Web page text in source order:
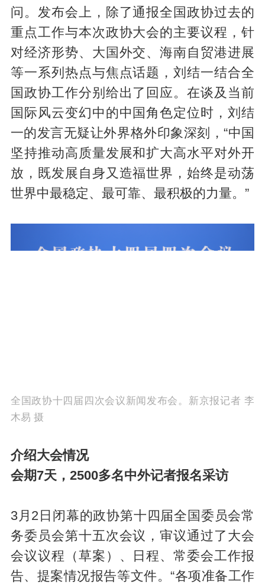
问。发布会上，除了通报全国政协过去的
重点工作与本次政协大会的主要议程，针
对经济形势、大国外交、海南自贸港进展
等一系列热点与焦点话题，刘结一结合全
国政协工作分别给出了回应。在谈及当前
国际风云变幻中的中国角色定位时，刘结
一的发言无疑让外界格外印象深刻，“中国
坚持推动高质量发展和扩大高水平对外开
放，既发展自身又造福世界，始终是动荡
世界中最稳定、最可靠、最积极的力量。”
全国政协十四届四次会议新闻发布会。新京报记者 李
木易 摄
介绍大会情况
会期7天，2500多名中外记者报名采访
3月2日闭幕的政协第十四届全国委员会常
务委员会第十五次会议，审议通过了大会
会议议程（草案）、日程、常委会工作报
告、提案情况报告等文件。“各项准备工作